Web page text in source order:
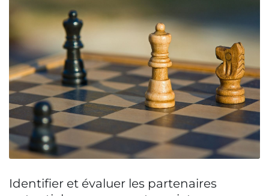
Identifier et évaluer les partenaires